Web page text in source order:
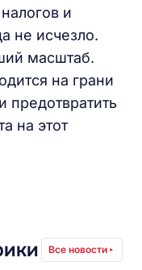
и
не исчезло.
масштаб.
на грани
предотвратить
на этот
Все новости